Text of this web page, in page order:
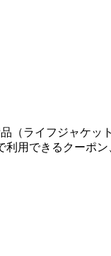
（ライフジャケ
用できるクーポン